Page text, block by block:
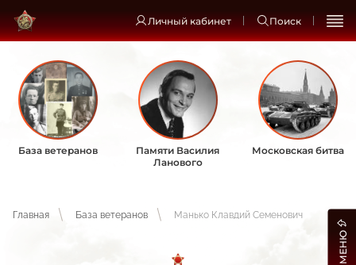
Личный кабинет Поиск
База ветеранов
Памяти Василия
Ланового
Московская битва
Главная База ветеранов Манько Клавдий Семенович
МЕНЮ